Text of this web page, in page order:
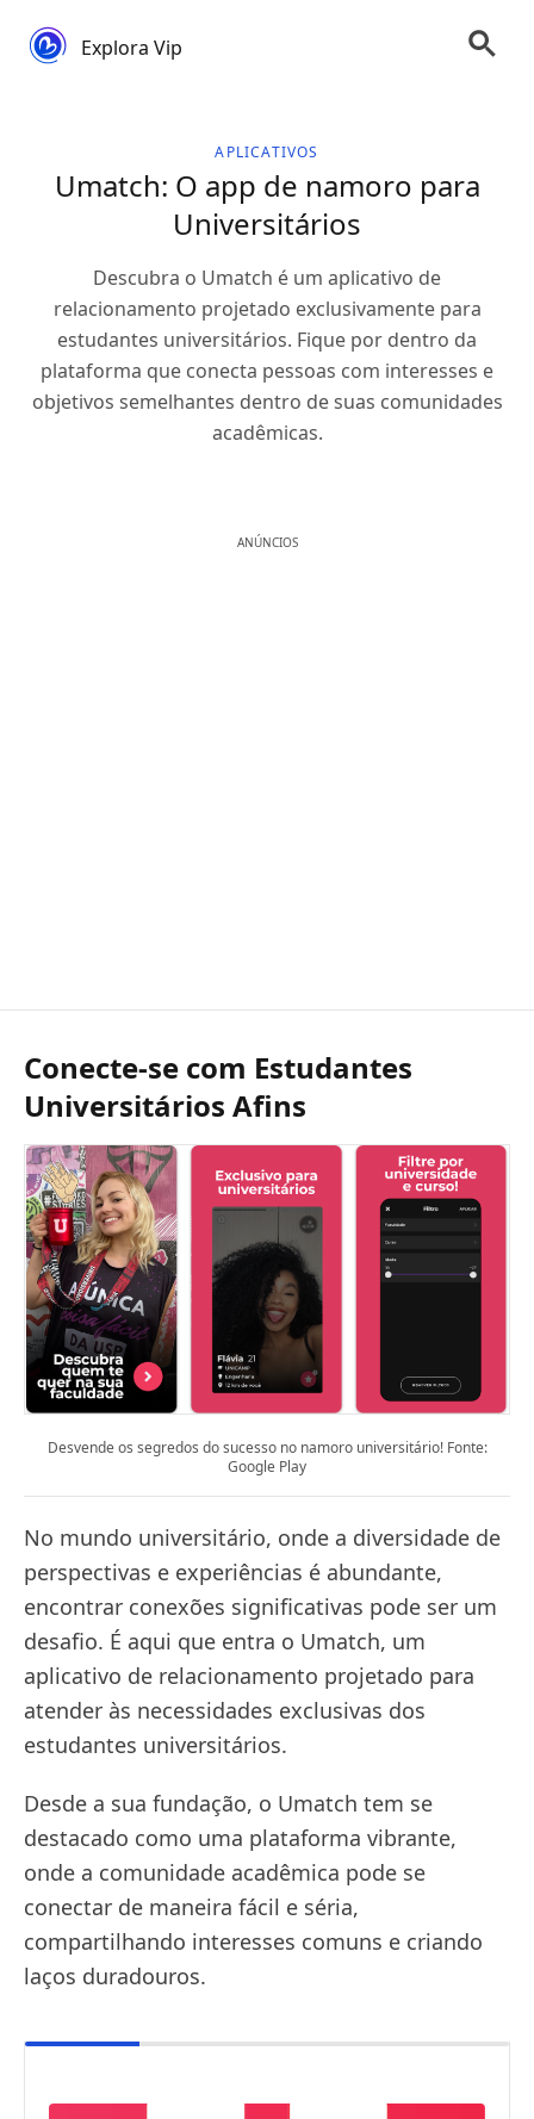
Explora Vip
APLICATIVOS
Umatch: O app de namoro para
Universitários
Descubra o Umatch é um aplicativo de
relacionamento projetado exclusivamente para
estudantes universitários. Fique por dentro da
plataforma que conecta pessoas com interesses e
objetivos semelhantes dentro de suas comunidades
acadêmicas.
ANÚNCIOS
Conecte-se com Estudantes
Universitários Afins
Desvende os segredos do sucesso no namoro universitário! Fonte:
Google Play
No mundo universitário, onde a diversidade de
perspectivas e experiências é abundante,
encontrar conexões significativas pode ser um
desafio. É aqui que entra o Umatch, um
aplicativo de relacionamento projetado para
atender às necessidades exclusivas dos
estudantes universitários.
Desde a sua fundação, o Umatch tem se
destacado como uma plataforma vibrante,
onde a comunidade acadêmica pode se
conectar de maneira fácil e séria,
compartilhando interesses comuns e criando
laços duradouros.